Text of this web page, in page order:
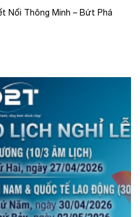
Nối Thông Minh – Bứt Phá